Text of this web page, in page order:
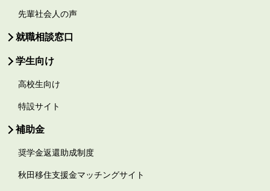
先輩社会人の声
就職相談窓口
学生向け
高校生向け
特設サイト
補助金
奨学金返還助成制度
秋田移住支援金マッチングサイト